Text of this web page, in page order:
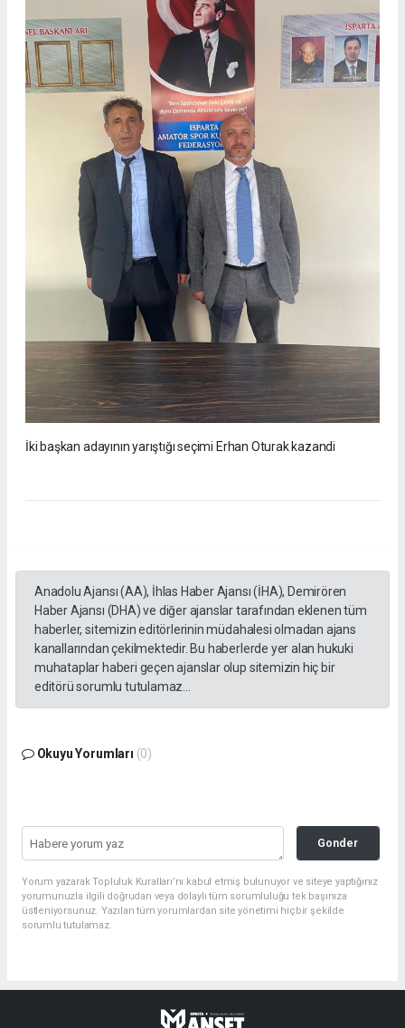
İki başkan adayının yarıştığı seçimi Erhan Oturak kazandi
Anadolu Ajansı (AA), İhlas Haber Ajansı (İHA), Demirören
Haber Ajansı (DHA) ve diğer ajanslar tarafından eklenen tüm
haberler, sitemizin editörlerinin müdahalesi olmadan ajans
kanallarından çekilmektedir. Bu haberlerde yer alan hukuki
muhataplar haberi geçen ajanslar olup sitemizin hiç bir
editörü sorumlu tutulamaz...
Okuyu Yorumları (0)
Gonder
Yorum yazarak Topluluk Kuralları’nı kabul etmiş bulunuyor ve siteye yaptığınız
yorumunuzla ilgili doğrudan veya dolaylı tüm sorumluluğu tek başınıza
üstleniyorsunuz. Yazılan tüm yorumlardan site yönetimi hiçbir şekilde
sorumlu tutulamaz.